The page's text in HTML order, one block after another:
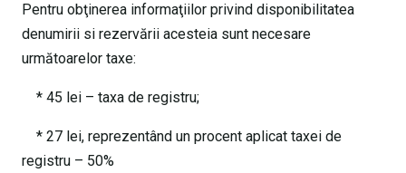
Pentru obţinerea informaţiilor privind disponibilitatea
denumirii si rezervării acesteia sunt necesare
următoarelor taxe:
* 45 lei – taxa de registru;
* 27 lei, reprezentând un procent aplicat taxei de
registru – 50%